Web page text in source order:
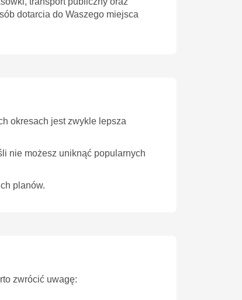
dotarcia do Waszego miejsca
okresach jest zwykle lepsza
nie możesz uniknąć popularnych
planów.
zwrócić uwagę: